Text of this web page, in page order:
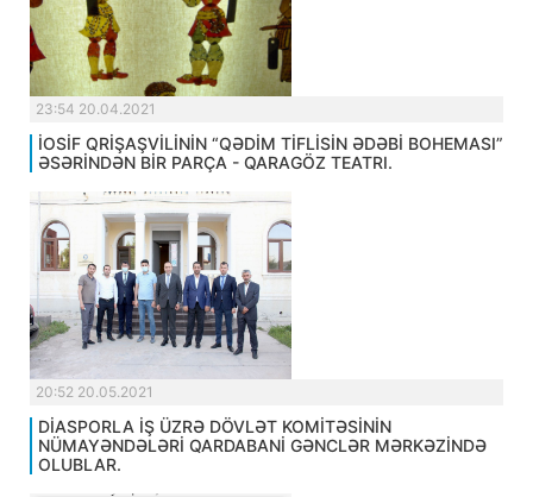
23:54 20.04.2021
İOSİF QRİŞAŞVİLİNİN “QƏDİM TİFLİSİN ƏDƏBİ BOHEMASI”
ƏSƏRİNDƏN BİR PARÇA - QARAGÖZ TEATRI.
20:52 20.05.2021
DİASPORLA İŞ ÜZRƏ DÖVLƏT KOMİTƏSİNİN
NÜMAYƏNDƏLƏRİ QARDABANİ GƏNCLƏR MƏRKƏZİNDƏ
OLUBLAR.